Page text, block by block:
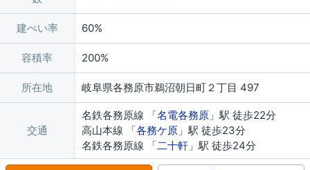
建ぺい率 60%
容積率 200%
所在地 岐阜県各務原市鵜沼朝日町２丁目 497
交通
名鉄各務原線 「名電各務原 」駅 徒歩22分
高山本線 「各務ケ原 」駅 徒歩23分
名鉄各務原線 「二十軒 」駅 徒歩24分